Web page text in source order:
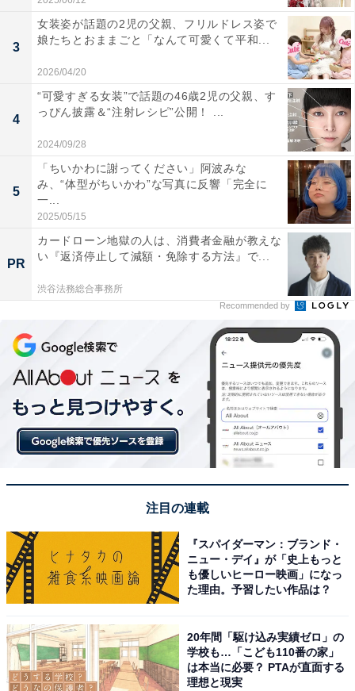
3
女装姿が話題の2児の父親、フリルドレス姿で
娘たちとおままごと「なんて可愛くて平和...
2026/04/20
4
“可愛すぎる女装”で話題の46歳2児の父親、す
っぴん披露＆“注射レシピ”公開！ ...
2024/09/28
5
「ちいかわに謝ってください」阿波みな
み、“体型がちいかわ”な写真に反響「完全に
一...
2025/05/15
PR
カードローン地獄の人は、消費者金融が教えな
い『返済停止して減額・免除する方法』で...
渋谷法務総合事務所
Recommended by
注目の連載
『スパイダーマン：ブランド・
ニュー・デイ』が「史上もっと
も優しいヒーロー映画」になっ
た理由。予習したい作品は？
20年間「駆け込み実績ゼロ」の
学校も…「こども110番の家」
は本当に必要？ PTAが直面する
理想と現実